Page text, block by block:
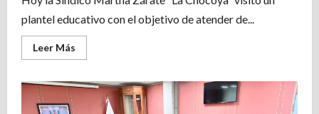
plantel educativo con el objetivo de atender de...
Leer Más
más
SÍNDICO
MARTHA
ZARATE